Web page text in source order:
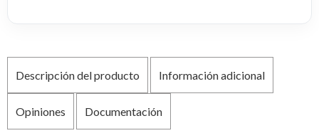
Descripción del producto Información adicional
Opiniones Documentación